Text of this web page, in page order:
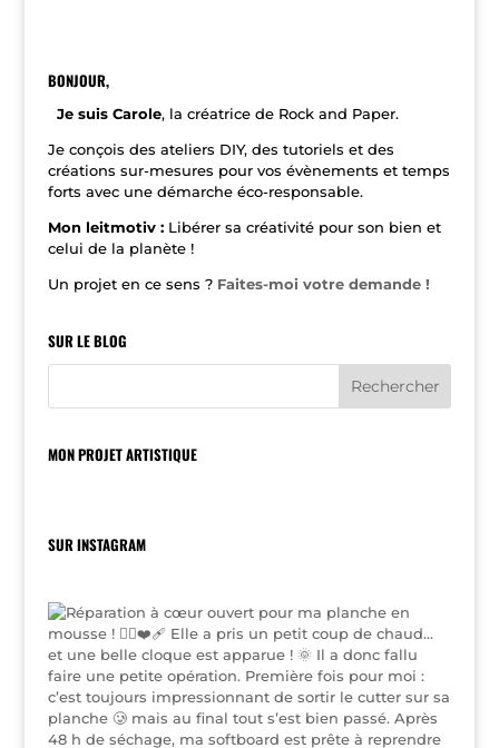
n
v
e
:
BONJOUR,
Je suis Carole, la créatrice de Rock and Paper.
Je conçois des ateliers DIY, des tutoriels et des
créations sur-mesures pour vos évènements et temps
forts avec une démarche éco-responsable.
Mon leitmotiv : Libérer sa créativité pour son bien et
celui de la planète !
Un projet en ce sens ? Faites-moi votre demande !
SUR LE BLOG
MON PROJET ARTISTIQUE
SUR INSTAGRAM